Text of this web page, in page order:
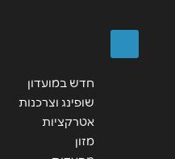
חדש במועדון
שופינג וצרכנות
אטרקציות
מזון